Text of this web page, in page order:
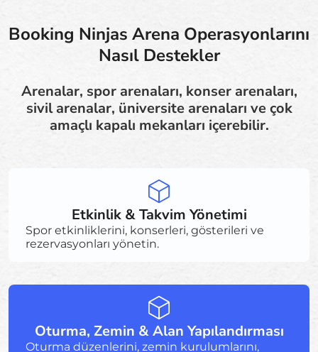
Booking Ninjas Arena Operasyonlarını
Nasıl Destekler
Arenalar, spor arenaları, konser arenaları,
sivil arenalar, üniversite arenaları ve çok
amaçlı kapalı mekanları içerebilir.
Etkinlik & Takvim Yönetimi
Spor etkinliklerini, konserleri, gösterileri ve
rezervasyonları yönetin.
Oturma, Zemin & Alan Yapılandırması
Oturma düzenlerini, zemin kurulumlarını,